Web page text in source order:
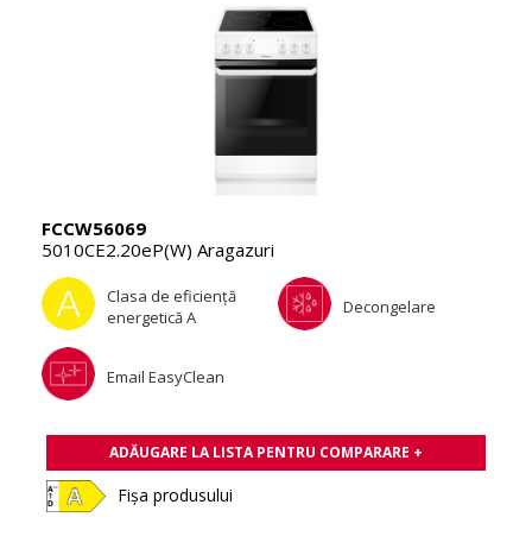
FCCW56069
5010CE2.20eP(W) Aragazuri
Clasa de eficienţă
energetică A
Decongelare
Email EasyClean
ADĂUGARE LA LISTA PENTRU COMPARARE +
Fișa produsului